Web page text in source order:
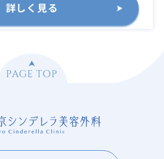
詳しく見る
PAGE TOP